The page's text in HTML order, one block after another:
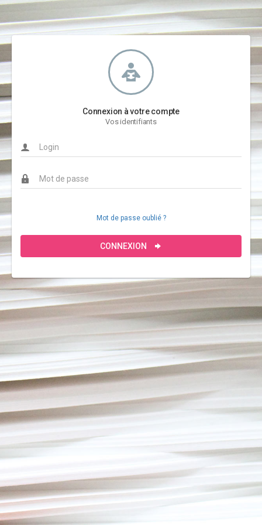
Connexion à votre compte
Vos identifiants
Mot de passe oublié ?
CONNEXION